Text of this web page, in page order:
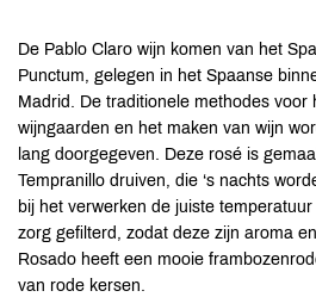
De Pablo Claro wijn komen van het
Punctum, gelegen in het Spaanse
Madrid. De traditionele methodes voor
wijngaarden en het maken van wijn
lang doorgegeven. Deze rosé is
Tempranillo druiven, die ‘s nachts
bij het verwerken de juiste
zorg gefilterd, zodat deze zijn aroma
Rosado heeft een mooie
van rode kersen.